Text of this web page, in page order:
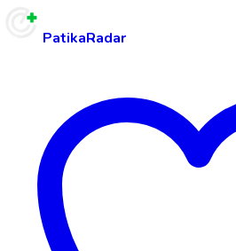
PatikaRadar